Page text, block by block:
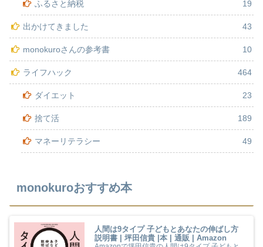
ふるさと納税 19
出かけてきました 43
monokuroさんの参考書 10
ライフハック 464
ダイエット 23
捨て活 189
マネーリテラシー 49
monokuroおすすめ本
人間は9タイプ 子どもとあなたの伸ばし方
説明書 | 坪田信貴 |本 | 通販 | Amazon